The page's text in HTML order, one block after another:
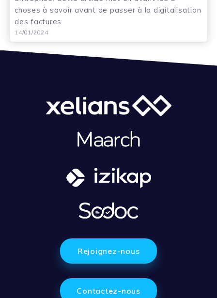
choses à savoir avant de passer à la digitalisation
des factures
14/01/2024
Rejoignez-nous
Contactez-nous